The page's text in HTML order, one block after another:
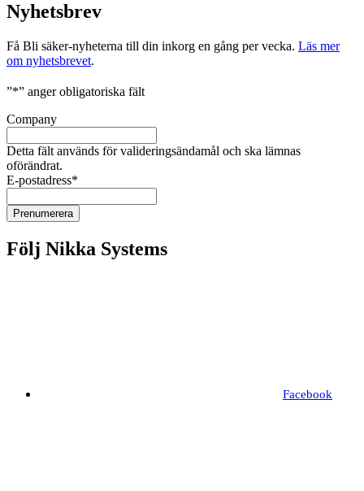
Nyhetsbrev
Få Bli säker-nyheterna till din inkorg en gång per vecka. Läs mer
om nyhetsbrevet.
”*” anger obligatoriska fält
Company
Detta fält används för valideringsändamål och ska lämnas
oförändrat.
E-postadress*
Följ Nikka Systems
Facebook